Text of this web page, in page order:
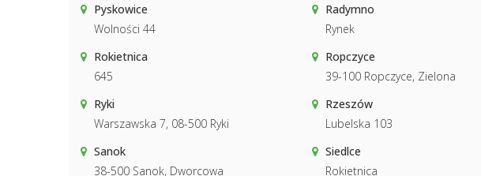
Pyskowice
Wolności 44
Radymno
Rynek
Rokietnica
645
Ropczyce
39-100 Ropczyce, Zielona
Ryki
Warszawska 7, 08-500 Ryki
Rzeszów
Lubelska 103
Sanok
38-500 Sanok, Dworcowa
Siedlce
Rokietnica